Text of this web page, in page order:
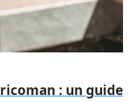
: un guide